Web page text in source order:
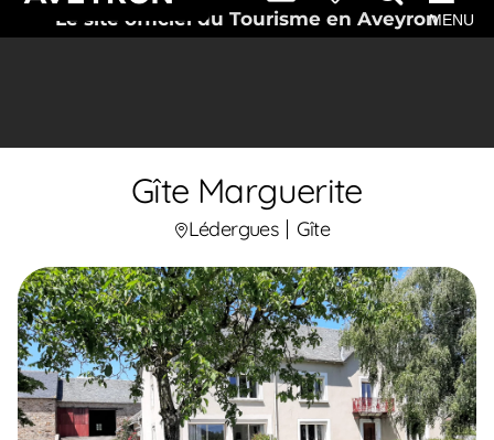
Le site officiel du Tourisme en AveyronMENU
Gîte Marguerite
Lédergues Gîte